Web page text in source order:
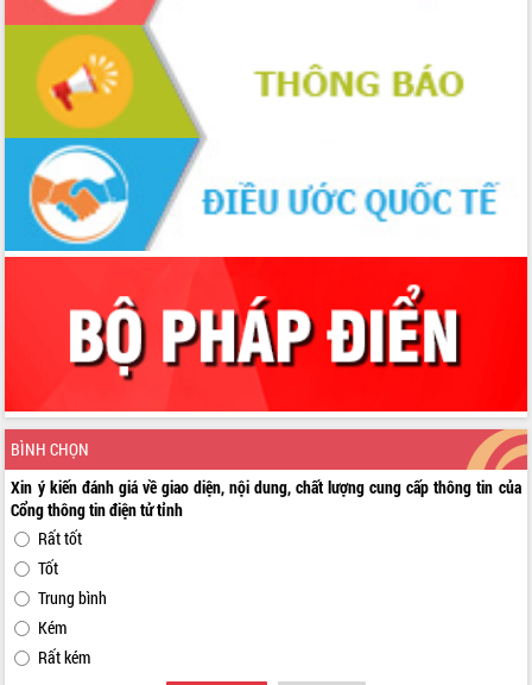
BÌNH CHỌN
Xin ý kiến đánh giá về giao diện, nội dung, chất lượng cung cấp thông tin của
Cổng thông tin điện tử tỉnh
Rất tốt
Tốt
Trung bình
Kém
Rất kém